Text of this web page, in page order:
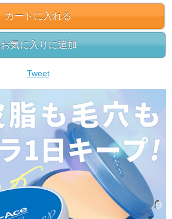
カートに入れる
お気に入りに追加
Tweet